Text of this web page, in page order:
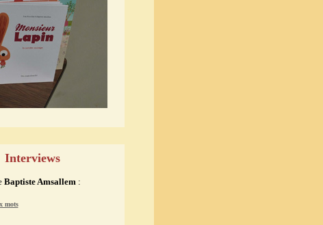
Interviews
Baptiste Amsallem:
mots